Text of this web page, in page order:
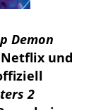
Demon
und
2